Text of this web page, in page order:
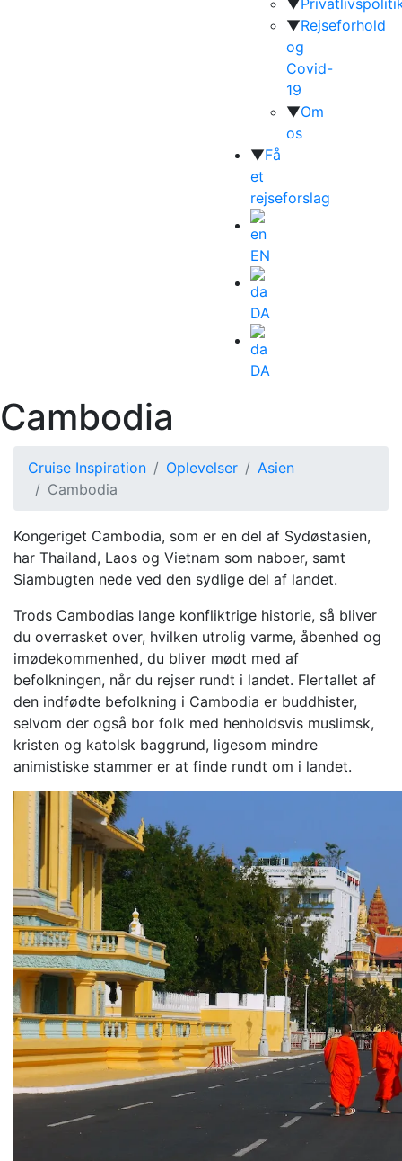
▼
▼Rejseforhold
og
Covid-
19
▼Om
os
▼Få
et
rejseforslag
EN
DA
DA
Cambodia
Cruise Inspiration Oplevelser
Asien
Cambodia
Kongeriget Cambodia, som er en del af Sydøstasien,
har Thailand, Laos og Vietnam som naboer, samt
Siambugten nede ved den sydlige del af landet.
Trods Cambodias lange konfliktrige historie, så bliver
du overrasket over, hvilken utrolig varme, åbenhed og
imødekommenhed, du bliver mødt med af
befolkningen, når du rejser rundt i landet. Flertallet af
den indfødte befolkning i Cambodia er buddhister,
selvom der også bor folk med henholdsvis muslimsk,
kristen og katolsk baggrund, ligesom mindre
animistiske stammer er at finde rundt om i landet.